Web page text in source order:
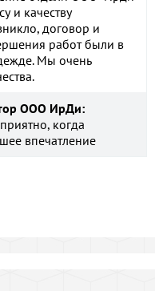
и качеству
договор и
работ были в
Мы очень
ООО ИрДи:
когда
впечатление